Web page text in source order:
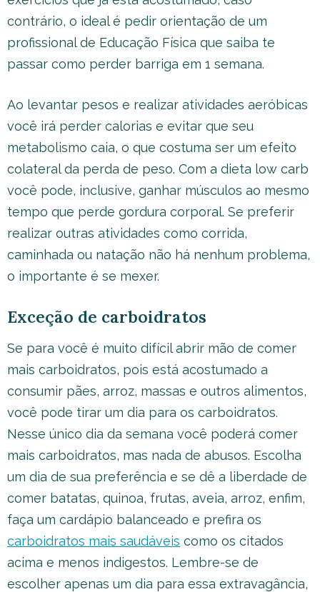
contrário, o ideal é pedir orientação de um
profissional de Educação Física que saiba te
passar como perder barriga em 1 semana.
Ao levantar pesos e realizar atividades aeróbicas
você irá perder calorias e evitar que seu
metabolismo caia, o que costuma ser um efeito
colateral da perda de peso. Com a dieta low carb
você pode, inclusive, ganhar músculos ao mesmo
tempo que perde gordura corporal. Se preferir
realizar outras atividades como corrida,
caminhada ou natação não há nenhum problema,
o importante é se mexer.
Exceção de carboidratos
Se para você é muito difícil abrir mão de comer
mais carboidratos, pois está acostumado a
consumir pães, arroz, massas e outros alimentos,
você pode tirar um dia para os carboidratos.
Nesse único dia da semana você poderá comer
mais carboidratos, mas nada de abusos. Escolha
um dia de sua preferência e se dê a liberdade de
comer batatas, quinoa, frutas, aveia, arroz, enfim,
faça um cardápio balanceado e prefira os
carboidratos mais saudáveis como os citados
acima e menos indigestos. Lembre-se de
escolher apenas um dia para essa extravagância,